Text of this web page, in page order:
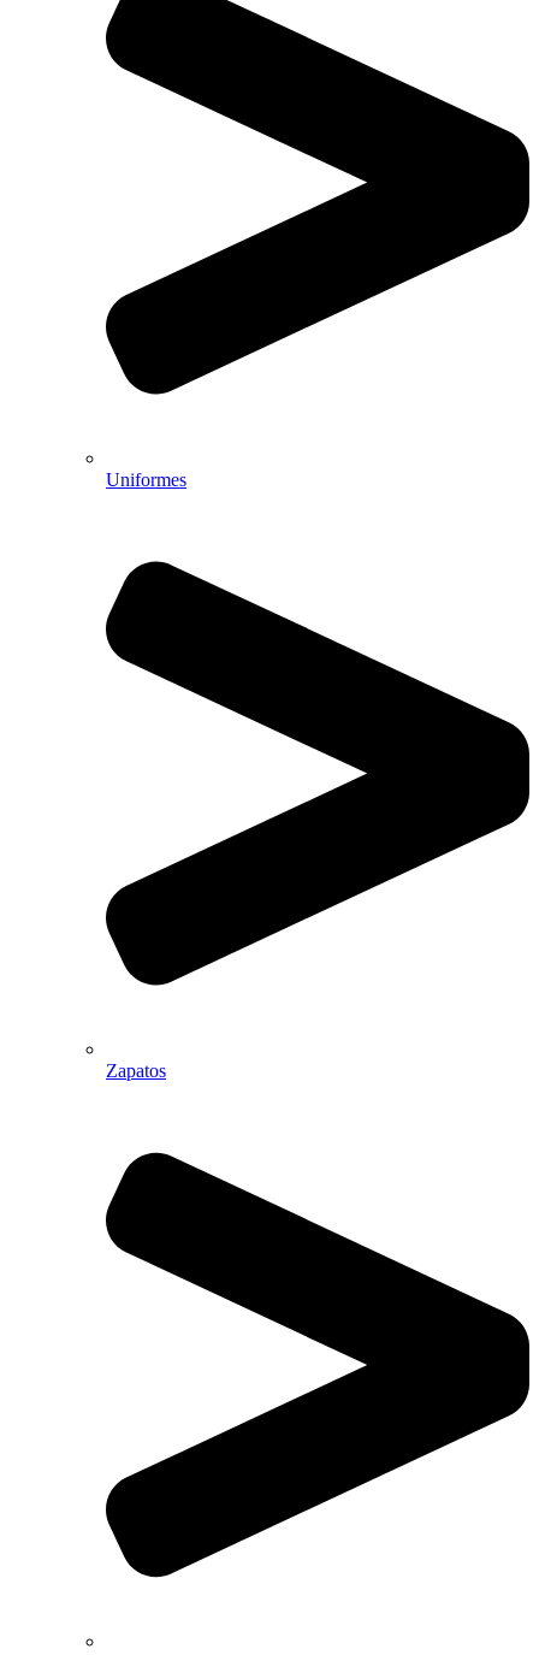
Uniformes
Zapatos